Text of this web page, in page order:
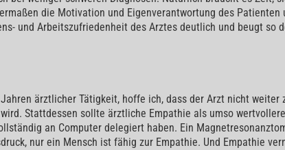
die Motivation und Eigenverantwortung des Patienten
und Arbeitszufriedenheit des Arztes deutlich und beugt so
ärztlicher Tätigkeit, hoffe ich, dass der Arzt nicht weiter
Stattdessen sollte ärztliche Empathie als umso
an Computer delegiert haben. Ein
nur ein Mensch ist fähig zur Empathie. Und Empathie